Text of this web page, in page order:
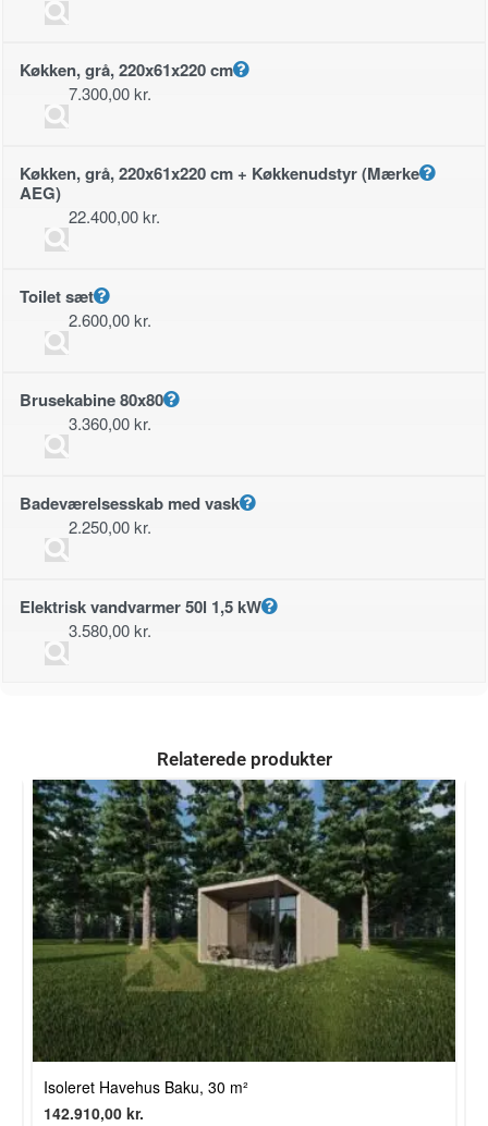
Køkken, grå, 220x61x220 cm
7.300,00kr.
Køkken, grå, 220x61x220 cm + Køkkenudstyr (Mærke
AEG)
22.400,00kr.
Toilet sæt
2.600,00kr.
Brusekabine 80x80
3.360,00kr.
Badeværelsesskab med vask
2.250,00kr.
Elektrisk vandvarmer 50l 1,5 kW
3.580,00kr.
Relaterede produkter
Isoleret Havehus Baku, 30 m²
142.910,00 kr.